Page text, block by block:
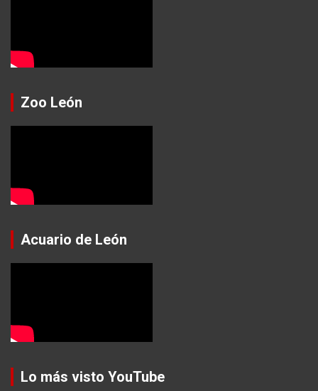
Zoo León
Acuario de León
Lo más visto YouTube